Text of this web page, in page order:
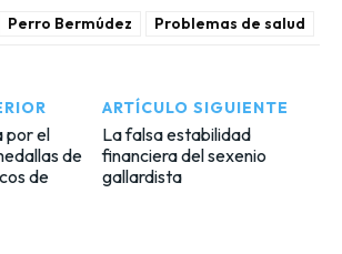
Perro Bermúdez Problemas de salud
por el
de
de
ARTÍCULO SIGUIENTE
La falsa estabilidad
financiera del sexenio
gallardista